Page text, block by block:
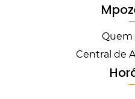
Quem
Central de